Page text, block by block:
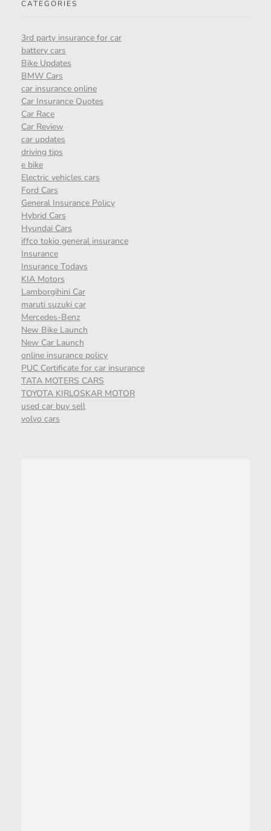
CATEGORIES
3rd party insurance for car
battery cars
Bike Updates
BMW Cars
car insurance online
Car Insurance Quotes
Car Race
Car Review
car updates
driving tips
e bike
Electric vehicles cars
Ford Cars
General Insurance Policy
Hybrid Cars
Hyundai Cars
iffco tokio general insurance
Insurance
Insurance Todays
KIA Motors
Lamborgihini Car
maruti suzuki car
Mercedes-Benz
New Bike Launch
New Car Launch
online insurance policy
PUC Certificate for car insurance
TATA MOTERS CARS
TOYOTA KIRLOSKAR MOTOR
used car buy sell
volvo cars